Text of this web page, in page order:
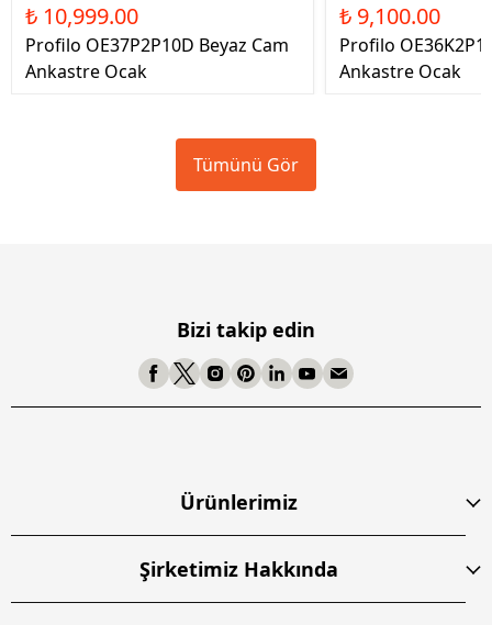
₺ 10,999.00
Profilo OE37P2P10D Beyaz Cam
Ankastre Ocak
₺ 9,100.00
Profilo
Ankastre Ocak
Tümünü Gör
Bizi takip edin
Ürünlerimiz
Şirketimiz Hakkında